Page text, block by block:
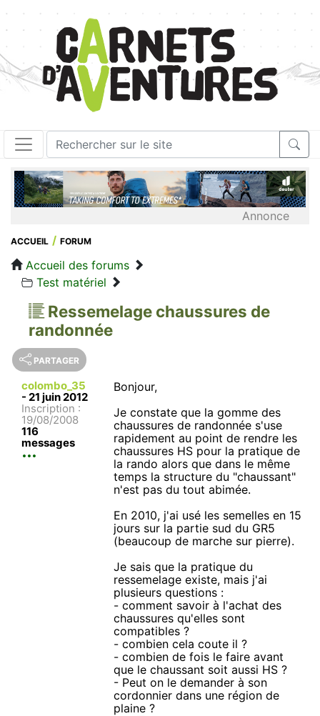
Annonce
ACCUEIL FORUM
Accueil des forums
Test matériel
Ressemelage chaussures de
randonnée
PARTAGER
colombo_35
- 21 juin 2012
Inscription :
19/08/2008
116
messages
Bonjour,
Je constate que la gomme des
chaussures de randonnée s'use
rapidement au point de rendre les
chaussures HS pour la pratique de
la rando alors que dans le même
temps la structure du "chaussant"
n'est pas du tout abimée.
En 2010, j'ai usé les semelles en 15
jours sur la partie sud du GR5
(beaucoup de marche sur pierre).
Je sais que la pratique du
ressemelage existe, mais j'ai
plusieurs questions :
- comment savoir à l'achat des
chaussures qu'elles sont
compatibles ?
- combien cela coute il ?
- combien de fois le faire avant
que le chaussant soit aussi HS ?
- Peut on le demander à son
cordonnier dans une région de
plaine ?